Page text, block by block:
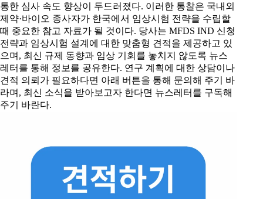
통한 심사 속도 향상이 두드러졌다. 이러한 통찰은 국내외
제약·바이오 종사자가 한국에서 임상시험 전략을 수립할
때 중요한 참고 자료가 될 것이다. 당사는 MFDS IND 신청
전략과 임상시험 설계에 대한 맞춤형 견적을 제공하고 있
으며, 최신 규제 동향과 임상 기회를 놓치지 않도록 뉴스
레터를 통해 정보를 공유한다. 연구 계획에 대한 상담이나
견적 의뢰가 필요하다면 아래 버튼을 통해 문의해 주기 바
라며, 최신 소식을 받아보고자 한다면 뉴스레터를 구독해
주기 바란다.